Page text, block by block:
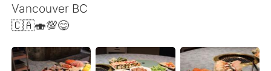
English
繁體中文 Español
Vancouver BC
🇨🇦🍣💯😋